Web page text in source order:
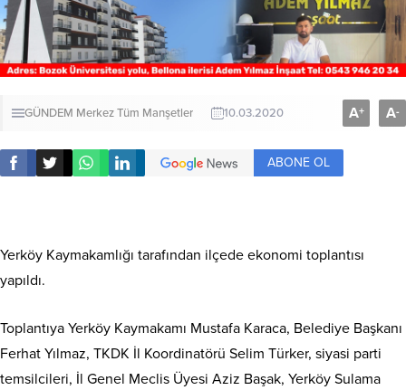
GÜNDEM MerkezTüm Manşetler 10.03.2020 A+ A-
ABONE OL
Yerköy Kaymakamlığı tarafından ilçede ekonomi toplantısı
yapıldı.
Toplantıya Yerköy Kaymakamı Mustafa Karaca, Belediye Başkanı
Ferhat Yılmaz, TKDK İl Koordinatörü Selim Türker, siyasi parti
temsilcileri, İl Genel Meclis Üyesi Aziz Başak, Yerköy Sulama